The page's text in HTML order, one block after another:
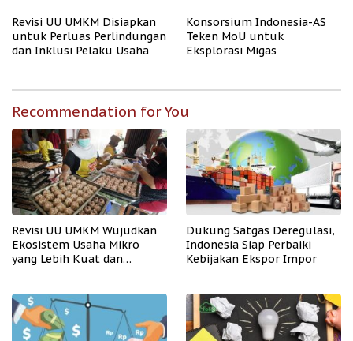
Revisi UU UMKM Disiapkan
untuk Perluas Perlindungan
dan Inklusi Pelaku Usaha
Konsorsium Indonesia-AS
Teken MoU untuk
Eksplorasi Migas
Recommendation for You
Revisi UU UMKM Wujudkan
Ekosistem Usaha Mikro
yang Lebih Kuat dan
Dukung Satgas Deregulasi,
Indonesia Siap Perbaiki
Kebijakan Ekspor Impor